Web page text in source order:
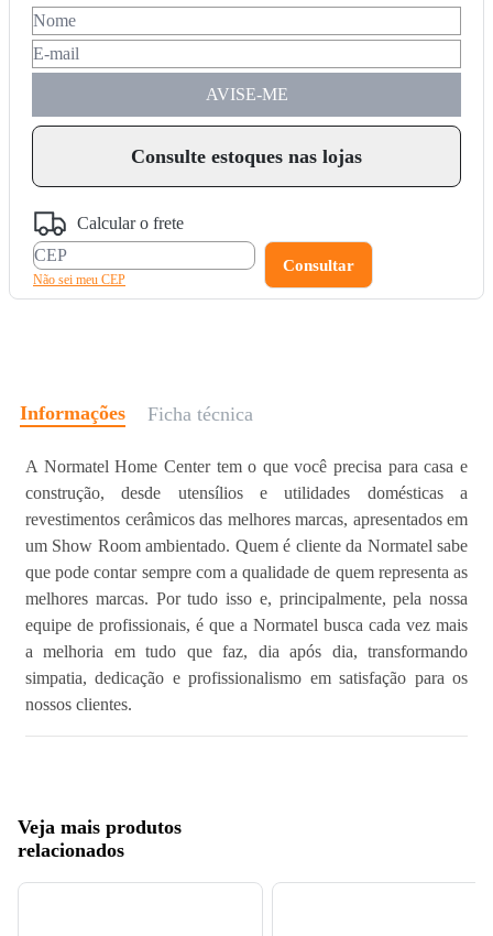
AVISE-ME
Consulte estoques nas lojas
Calcular o frete
Não sei meu CEP
Informações Ficha técnica
A Normatel Home Center tem o que você precisa para casa e
construção, desde utensílios e utilidades domésticas a
revestimentos cerâmicos das melhores marcas, apresentados em
um Show Room ambientado. Quem é cliente da Normatel sabe
que pode contar sempre com a qualidade de quem representa as
melhores marcas. Por tudo isso e, principalmente, pela nossa
equipe de profissionais, é que a Normatel busca cada vez mais
a melhoria em tudo que faz, dia após dia, transformando
simpatia, dedicação e profissionalismo em satisfação para os
nossos clientes.
Veja mais produtos
relacionados